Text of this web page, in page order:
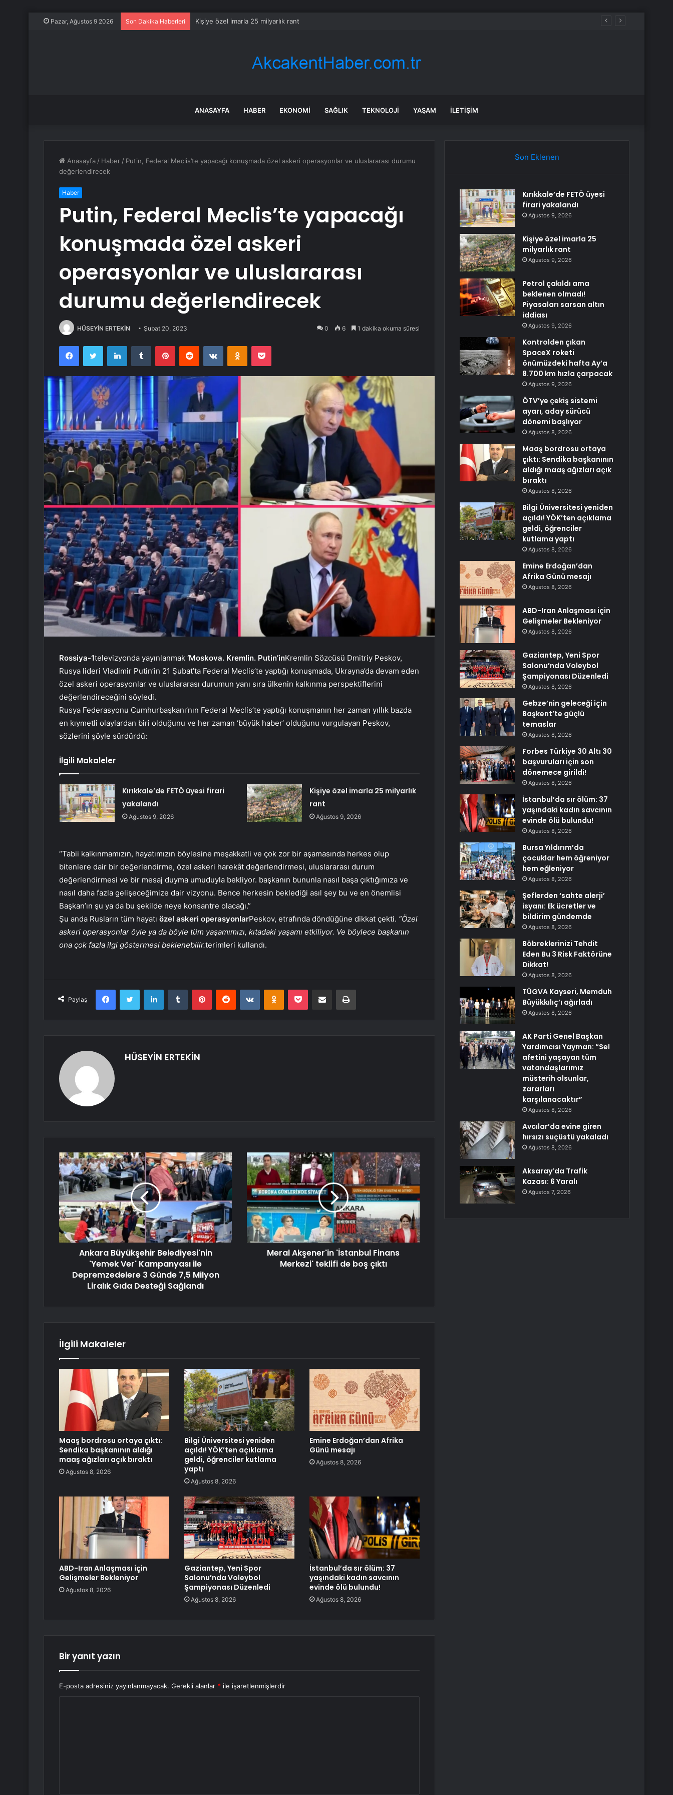
Pazar, Ağustos 9 2026 Son Dakika Haberleri Kişiye özel imarla 25 milyarlık rant
ANASAYFA HABER EKONOMI SAĞLIK TEKNOLOJI YAŞAM İLETIŞIM
Anasayfa / Haber / Putin, Federal Meclis’te yapacağı konuşmada özel askeri operasyonlar ve uluslararası durumu
değerlendirecek
Haber
Putin, Federal Meclis’te yapacağı
konuşmada özel askeri
operasyonlar ve uluslararası
durumu değerlendirecek
HÜSEYİN ERTEKİN Şubat 20, 2023 0 6 1 dakika okuma süresi
FacebookTwitter LinkedInTumblr PinterestReddit VKontakteOdnoklassniki
Pocket
Rossiya-1televizyonda yayınlanmak ‘Moskova. Kremlin. Putin’inKremlin Sözcüsü Dmitriy Peskov,
Rusya lideri Vladimir Putin’in 21 Şubat’ta Federal Meclis’te yaptığı konuşmada, Ukrayna’da devam eden
özel askeri operasyonlar ve uluslararası durumun yanı sıra ülkenin kalkınma perspektiflerini
değerlendireceğini söyledi.
Rusya Federasyonu Cumhurbaşkanı’nın Federal Meclis’te yaptığı konuşmanın her zaman yıllık bazda
en kıymetli olaylardan biri olduğunu ve her zaman ‘büyük haber’ olduğunu vurgulayan Peskov,
sözlerini şöyle sürdürdü:
İlgili Makaleler
Kırıkkale’de FETÖ üyesi firari
yakalandı
Ağustos 9, 2026
Kişiye özel imarla 25 milyarlık
rant
Ağustos 9, 2026
“Tabii kalkınmamızın, hayatımızın böylesine meşakkatli ve çok zor bir aşamasında herkes olup
bitenlere dair bir değerlendirme, özel askeri harekât değerlendirmesi, uluslararası durum
değerlendirmesi ve bir mesaj duyma umuduyla bekliyor. başkanın bununla nasıl başa çıktığımıza ve
nasıl daha fazla gelişeceğimize dair vizyonu. Bence herkesin beklediği asıl şey bu ve en önemlisi
Başkan’ın şu ya da bu şekilde neye konsantre olacağı.”
Şu anda Rusların tüm hayatı özel askeri operasyonlarPeskov, etrafında döndüğüne dikkat çekti. “Özel
askeri operasyonlar öyle ya da böyle tüm yaşamımızı, kıtadaki yaşamı etkiliyor. Ve böylece başkanın
ona çok fazla ilgi göstermesi beklenebilir.terimleri kullandı.
Paylaş
FacebookTwitter LinkedInTumblr PinterestReddit VKontakteOdnoklassniki
Pocket E-Posta ile paylaş Yazdır
HÜSEYİN ERTEKİN
Ankara Büyükşehir Belediyesi'nin
'Yemek Ver' Kampanyası ile
Depremzedelere 3 Günde 7,5 Milyon
Liralık Gıda Desteği Sağlandı
Meral Akşener'in 'İstanbul Finans
Merkezi' teklifi de boş çıktı
İlgili Makaleler
Maaş bordrosu ortaya çıktı:
Sendika başkanının aldığı
maaş ağızları açık bıraktı
Ağustos 8, 2026
Bilgi Üniversitesi yeniden
açıldı! YÖK’ten açıklama
geldi, öğrenciler kutlama
yaptı
Ağustos 8, 2026
Emine Erdoğan’dan Afrika
Günü mesajı
Ağustos 8, 2026
ABD-Iran Anlaşması için
Gelişmeler Bekleniyor
Ağustos 8, 2026
Gaziantep, Yeni Spor
Salonu’nda Voleybol
Şampiyonası Düzenledi
Ağustos 8, 2026
İstanbul’da sır ölüm: 37
yaşındaki kadın savcının
evinde ölü bulundu!
Ağustos 8, 2026
Bir yanıt yazın
E-posta adresiniz yayınlanmayacak. Gerekli alanlar * ile işaretlenmişlerdir
Son Eklenen
Kırıkkale’de FETÖ üyesi
firari yakalandı
Ağustos 9, 2026
Kişiye özel imarla 25
milyarlık rant
Ağustos 9, 2026
Petrol çakıldı ama
beklenen olmadı!
Piyasaları sarsan altın
iddiası
Ağustos 9, 2026
Kontrolden çıkan
SpaceX roketi
önümüzdeki hafta Ay’a
8.700 km hızla çarpacak
Ağustos 9, 2026
ÖTV’ye çekiş sistemi
ayarı, aday sürücü
dönemi başlıyor
Ağustos 8, 2026
Maaş bordrosu ortaya
çıktı: Sendika başkanının
aldığı maaş ağızları açık
bıraktı
Ağustos 8, 2026
Bilgi Üniversitesi yeniden
açıldı! YÖK’ten açıklama
geldi, öğrenciler
kutlama yaptı
Ağustos 8, 2026
Emine Erdoğan’dan
Afrika Günü mesajı
Ağustos 8, 2026
ABD-Iran Anlaşması için
Gelişmeler Bekleniyor
Ağustos 8, 2026
Gaziantep, Yeni Spor
Salonu’nda Voleybol
Şampiyonası Düzenledi
Ağustos 8, 2026
Gebze’nin geleceği için
Başkent’te güçlü
temaslar
Ağustos 8, 2026
Forbes Türkiye 30 Altı 30
başvuruları için son
dönemece girildi!
Ağustos 8, 2026
İstanbul’da sır ölüm: 37
yaşındaki kadın savcının
evinde ölü bulundu!
Ağustos 8, 2026
Bursa Yıldırım’da
çocuklar hem öğreniyor
hem eğleniyor
Ağustos 8, 2026
Şeflerden ‘sahte alerji’
isyanı: Ek ücretler ve
bildirim gündemde
Ağustos 8, 2026
Böbreklerinizi Tehdit
Eden Bu 3 Risk Faktörüne
Dikkat!
Ağustos 8, 2026
TÜGVA Kayseri, Memduh
Büyükkılıç’ı ağırladı
Ağustos 8, 2026
AK Parti Genel Başkan
Yardımcısı Yayman: “Sel
afetini yaşayan tüm
vatandaşlarımız
müsterih olsunlar,
zararları
karşılanacaktır”
Ağustos 8, 2026
Avcılar’da evine giren
hırsızı suçüstü yakaladı
Ağustos 8, 2026
Aksaray’da Trafik
Kazası: 6 Yaralı
Ağustos 7, 2026